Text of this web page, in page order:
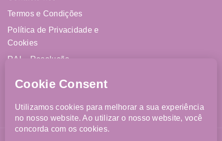
Termos e Condições
Política de Privacidade e
Cookies
RAL - Resolução
Livro de Reclamações